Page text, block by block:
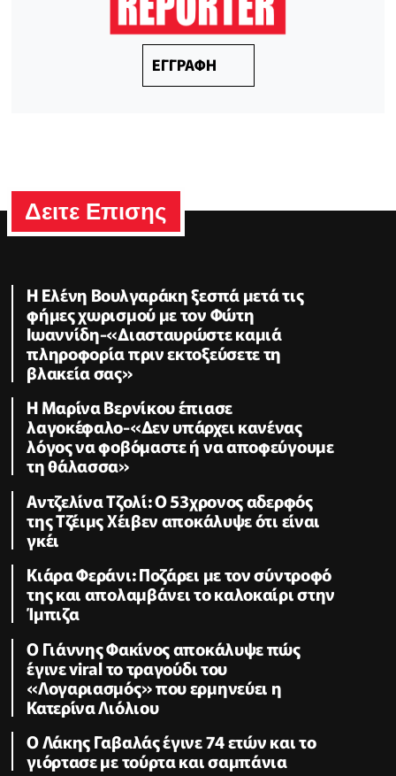
ΕΓΓΡΑΦΗ
Δειτε Επισης
Η Ελένη Βουλγαράκη ξεσπά μετά τις
φήμες χωρισμού με τον Φώτη
Ιωαννίδη-«Διασταυρώστε καμιά
πληροφορία πριν εκτοξεύσετε τη
βλακεία σας»
Η Μαρίνα Βερνίκου έπιασε
λαγοκέφαλο-«Δεν υπάρχει κανένας
λόγος να φοβόμαστε ή να αποφεύγουμε
τη θάλασσα»
Αντζελίνα Τζολί: Ο 53χρονος αδερφός
της Τζέιμς Χέιβεν αποκάλυψε ότι είναι
γκέι
Κιάρα Φεράνι: Ποζάρει με τον σύντροφό
της και απολαμβάνει το καλοκαίρι στην
Ίμπιζα
Ο Γιάννης Φακίνος αποκάλυψε πώς
έγινε viral το τραγούδι του
«Λογαριασμός» που ερμηνεύει η
Κατερίνα Λιόλιου
Ο Λάκης Γαβαλάς έγινε 74 ετών και το
γιόρτασε με τούρτα και σαμπάνια